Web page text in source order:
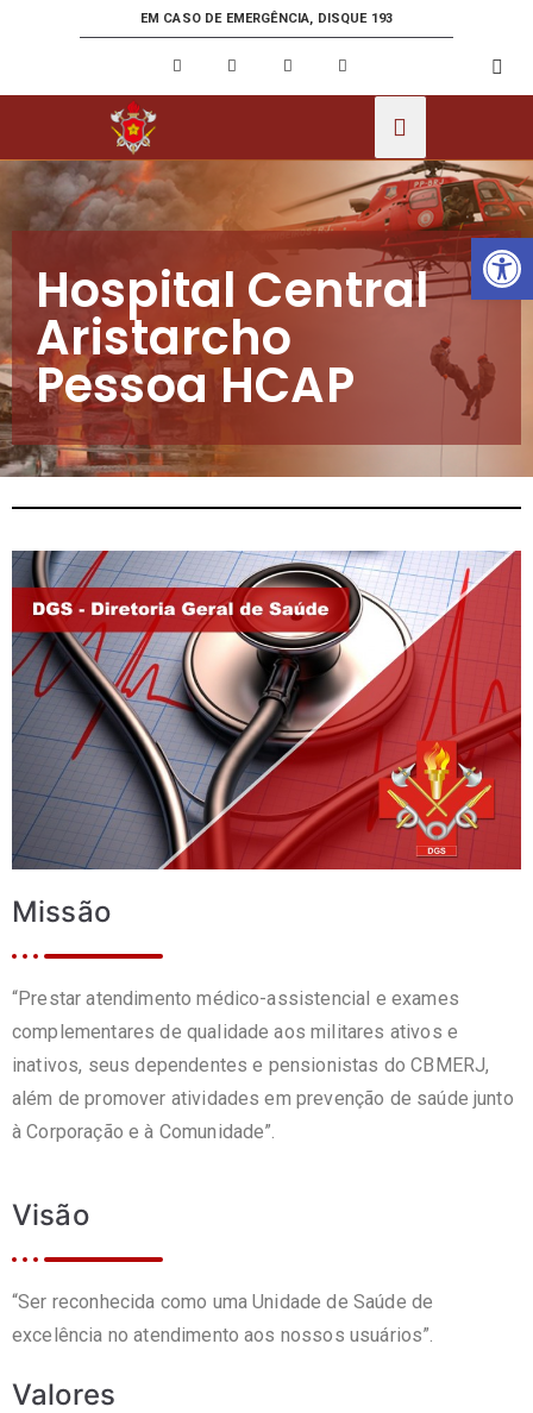
EM CASO DE EMERGÊNCIA, DISQUE 193
Hospital Central
Aristarcho
Pessoa HCAP
Missão
“Prestar atendimento médico-assistencial e exames
complementares de qualidade aos militares ativos e
inativos, seus dependentes e pensionistas do CBMERJ,
além de promover atividades em prevenção de saúde junto
à Corporação e à Comunidade”.
Visão
“Ser reconhecida como uma Unidade de Saúde de
excelência no atendimento aos nossos usuários”.
Valores